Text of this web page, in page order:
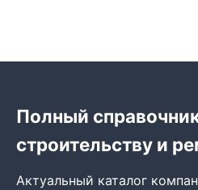
Полный
строительству и
Актуальный каталог